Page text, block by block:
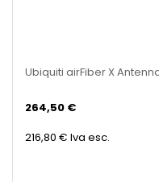
Ubiquiti airFiber X
264,50 €
216,80 € Iva esc.